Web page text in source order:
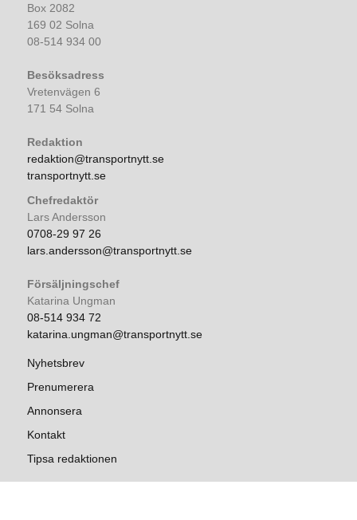
Box 2082
169 02 Solna
08-514 934 00
Besöksadress
Vretenvägen 6
171 54 Solna
Redaktion
redaktion@transportnytt.se
transportnytt.se
Chefredaktör
Lars Andersson
0708-29 97 26
lars.andersson@transportnytt.se
Försäljningschef
Katarina Ungman
08-514 934 72
katarina.ungman@transportnytt.se
Nyhetsbrev
Prenumerera
Annonsera
Kontakt
Tipsa redaktionen